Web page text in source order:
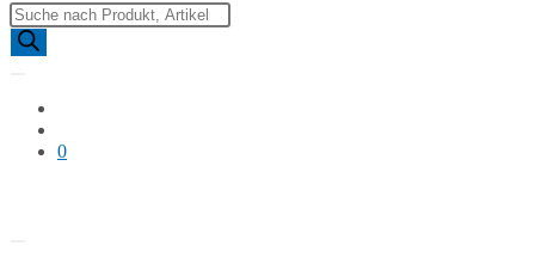
Products
search
0